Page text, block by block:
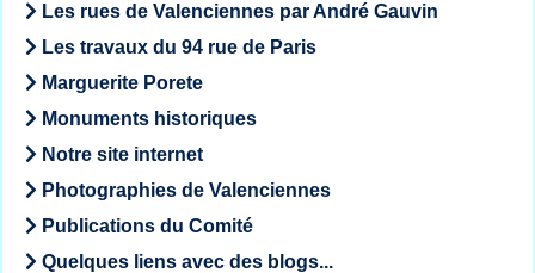
Les rues de Valenciennes par André Gauvin
Les travaux du 94 rue de Paris
Marguerite Porete
Monuments historiques
Notre site internet
Photographies de Valenciennes
Publications du Comité
Quelques liens avec des blogs...